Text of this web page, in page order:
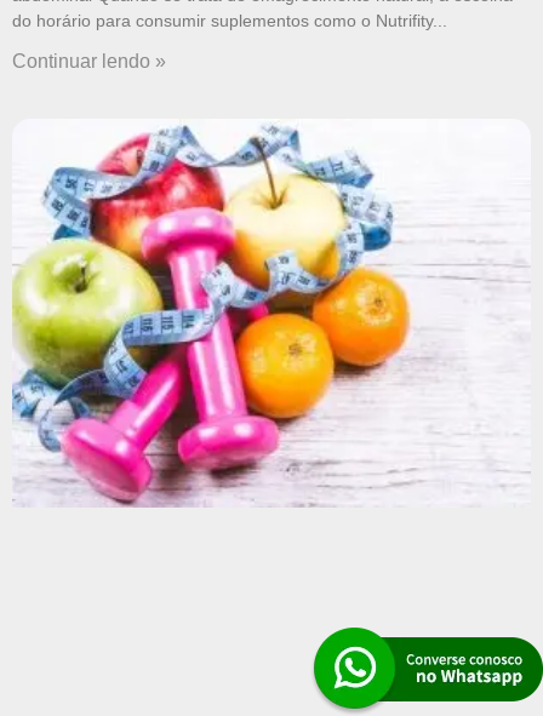
do horário para consumir suplementos como o Nutrifity
Continuar lendo »